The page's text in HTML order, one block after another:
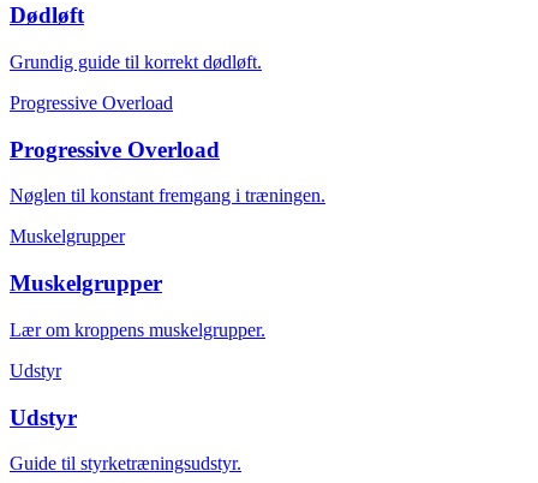
Dødløft
Grundig guide til korrekt dødløft.
Progressive Overload
Progressive Overload
Nøglen til konstant fremgang i træningen.
Muskelgrupper
Muskelgrupper
Lær om kroppens muskelgrupper.
Udstyr
Udstyr
Guide til styrketræningsudstyr.